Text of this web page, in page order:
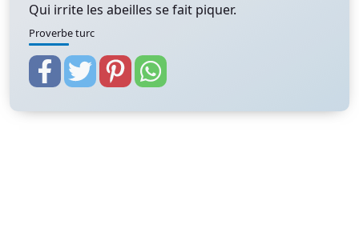
Qui irrite les abeilles se fait piquer.
Proverbe turc